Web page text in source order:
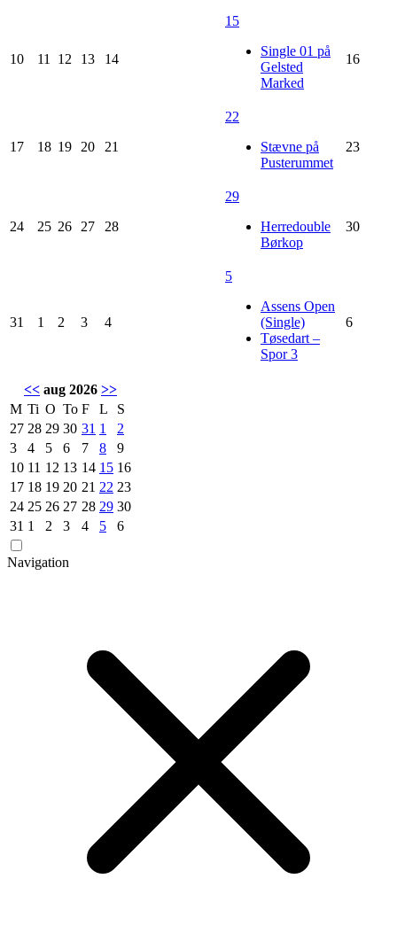
10 11 12 13 14
15
Single 01 på
Gelsted
Marked
16
17 18 19 20 21
22
Stævne på
Pusterummet
23
24 25 26 27 28
29
Herredouble
Børkop
30
31 1 2 3 4
5
Assens Open
(Single)
Tøsedart –
Spor 3
6
<< aug 2026 >>
M Ti O To F L
S
27 28 29 30 31 1
2
3
4 5 6 7 8
9
10 11 12 13 14 15 16
17 18 19 20 21 22 23
24 25 26 27 28 29 30
31 1 2 3 4 5 6
Navigation